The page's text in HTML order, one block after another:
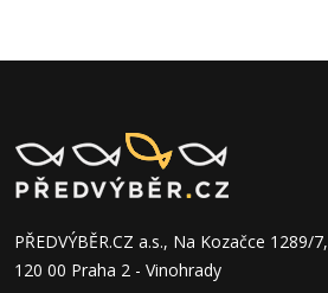
PŘEDVÝBĚR.CZ a.s., Na Kozačce 1289/7,
120 00 Praha 2 - Vinohrady